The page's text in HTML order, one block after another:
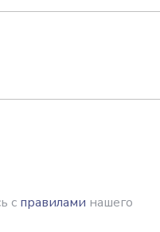
с правилами нашего